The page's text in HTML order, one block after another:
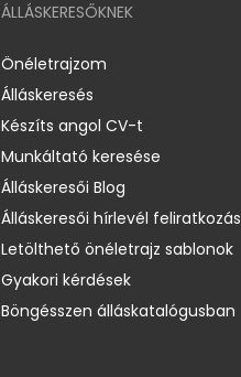
ÁLLÁSKERESŐKNEK
Önéletrajzom
Álláskeresés
Készíts angol CV-t
Munkáltató keresése
Álláskeresői Blog
Álláskeresői hírlevél feliratkozás
Letölthető önéletrajz sablonok
Gyakori kérdések
Böngésszen álláskatalógusban